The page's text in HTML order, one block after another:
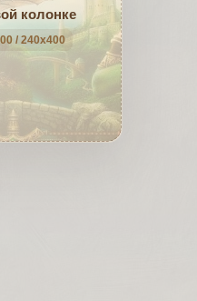
колонке
/ 240x400